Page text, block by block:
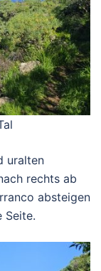
uralten
rechts ab
absteigen
Seite.